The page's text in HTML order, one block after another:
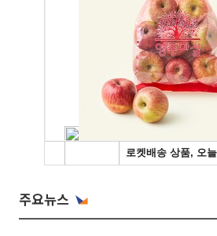
주요뉴스